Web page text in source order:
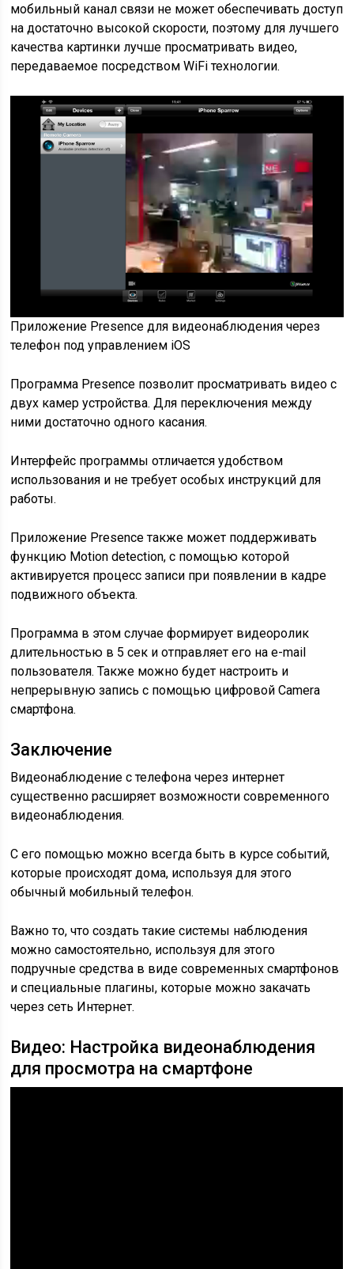
мобильный канал связи не может обеспечивать доступ
на достаточно высокой скорости, поэтому для лучшего
качества картинки лучше просматривать видео,
передаваемое посредством WiFi технологии.
Приложение Presence для видеонаблюдения через
телефон под управлением iOS
Программа Presence позволит просматривать видео с
двух камер устройства. Для переключения между
ними достаточно одного касания.
Интерфейс программы отличается удобством
использования и не требует особых инструкций для
работы.
Приложение Presence также может поддерживать
функцию Motion detection, с помощью которой
активируется процесс записи при появлении в кадре
подвижного объекта.
Программа в этом случае формирует видеоролик
длительностью в 5 сек и отправляет его на e-mail
пользователя. Также можно будет настроить и
непрерывную запись с помощью цифровой Camera
смартфона.
Заключение
Видеонаблюдение с телефона через интернет
существенно расширяет возможности современного
видеонаблюдения.
С его помощью можно всегда быть в курсе событий,
которые происходят дома, используя для этого
обычный мобильный телефон.
Важно то, что создать такие системы наблюдения
можно самостоятельно, используя для этого
подручные средства в виде современных смартфонов
и специальные плагины, которые можно закачать
через сеть Интернет.
Видео: Настройка видеонаблюдения
для просмотра на смартфоне